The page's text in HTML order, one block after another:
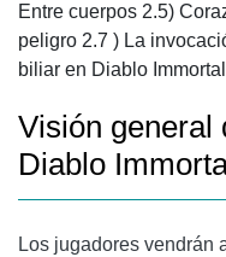
Entre cuerpos 2.5)
peligro 2.7 ) La
biliar en Diablo Immortal
Visión general
Diablo
Los jugadores vendrán